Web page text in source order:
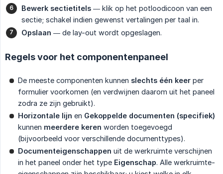
Bewerk sectietitels — klik op het potloodicoon van een
sectie; schakel indien gewenst vertalingen per taal in.
Opslaan — de lay-out wordt opgeslagen.
Regels voor het componentenpaneel
De meeste componenten kunnen slechts één keer per
formulier voorkomen (en verdwijnen daarom uit het paneel
zodra ze zijn gebruikt).
Horizontale lijn en Gekoppelde documenten (specifiek)
kunnen meerdere keren worden toegevoegd
(bijvoorbeeld voor verschillende documenttypes).
Documenteigenschappen uit de werkruimte verschijnen
in het paneel onder het type Eigenschap. Alle werkruimte-